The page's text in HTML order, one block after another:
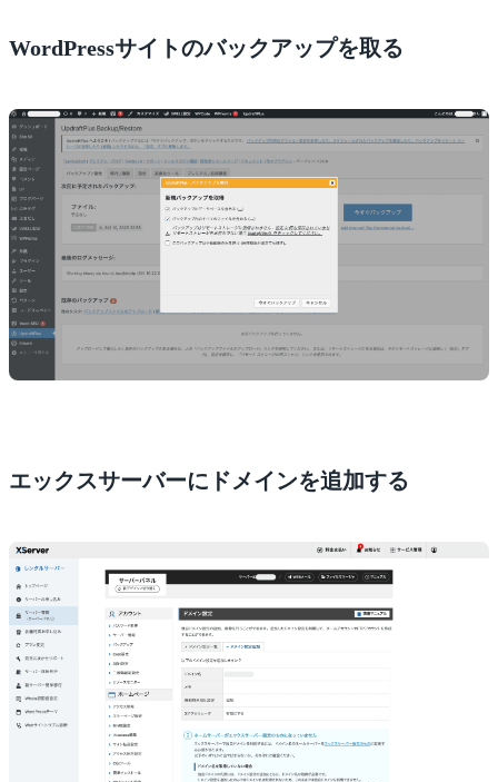
WordPressサイトのバックアップを取る
エックスサーバーにドメインを追加する